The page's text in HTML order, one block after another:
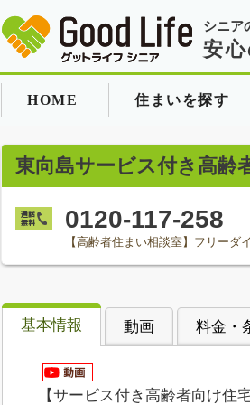
シニア
安
HOME 住まいを探す
東向島サービス付き高
0120-117-258
【高齢者住まい相談室】フリーダ
基本情報 動画 料金・
【サービス付き高齢者向け住